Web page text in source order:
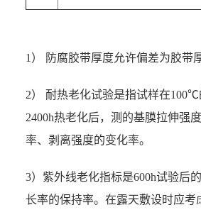
1） 防腐胶带厚度允许偏差为胶带
2） 耐热老化试验是指试样在
2400h热老化后，测的基膜拉伸强
率、剥离强度的变化率。
3）紫外线老化指标是600h试验后
长率的保持率。在露天敷设时应考